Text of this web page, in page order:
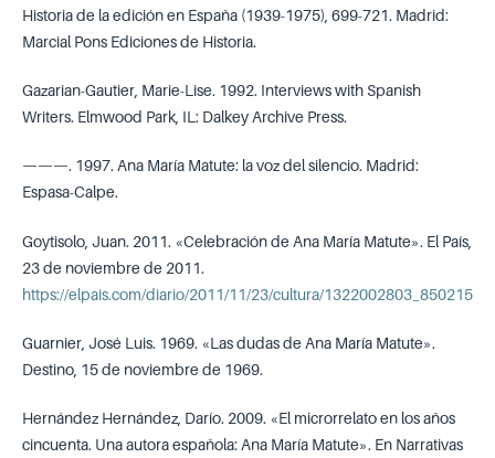
Historia de la edición en España (1939-1975), 699-721. Madrid:
Marcial Pons Ediciones de Historia.
Gazarian-Gautier, Marie-Lise. 1992. Interviews with Spanish
Writers. Elmwood Park, IL: Dalkey Archive Press.
———. 1997. Ana María Matute: la voz del silencio. Madrid:
Espasa-Calpe.
Goytisolo, Juan. 2011. «Celebración de Ana María Matute». El País,
23 de noviembre de 2011.
https://elpais.com/diario/2011/11/23/cultura/
Guarnier, José Luis. 1969. «Las dudas de Ana María Matute».
Destino, 15 de noviembre de 1969.
Hernández Hernández, Darío. 2009. «El microrrelato en los años
cincuenta. Una autora española: Ana María Matute». En Narrativas